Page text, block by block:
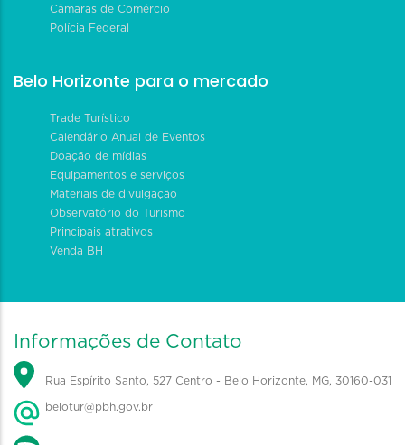
Câmaras de Comércio
Polícia Federal
Belo Horizonte para o mercado
Trade Turístico
Calendário Anual de Eventos
Doação de mídias
Equipamentos e serviços
Materiais de divulgação
Observatório do Turismo
Principais atrativos
Venda BH
Informações de Contato
Rua Espírito Santo, 527 Centro - Belo Horizonte, MG, 30160-031
belotur@pbh.gov.br